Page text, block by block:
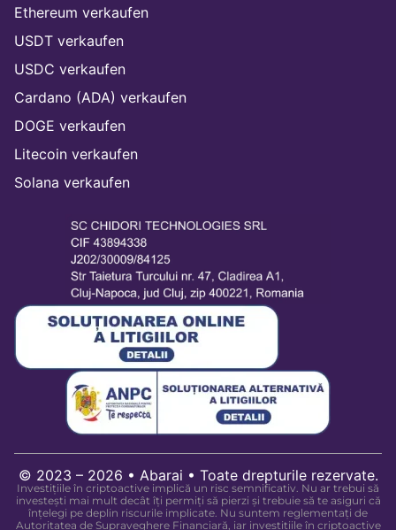
Ethereum verkaufen
USDT verkaufen
USDC verkaufen
Cardano (ADA) verkaufen
DOGE verkaufen
Litecoin verkaufen
Solana verkaufen
© 2023 – 2026 • Abarai • Toate drepturile rezervate.
Investițiile în criptoactive implică un risc semnificativ. Nu ar trebui să
investești mai mult decât îți permiți să pierzi și trebuie să te asiguri că
înțelegi pe deplin riscurile implicate. Nu suntem reglementați de
Autoritatea de Supraveghere Financiară, iar investițiile în criptoactive